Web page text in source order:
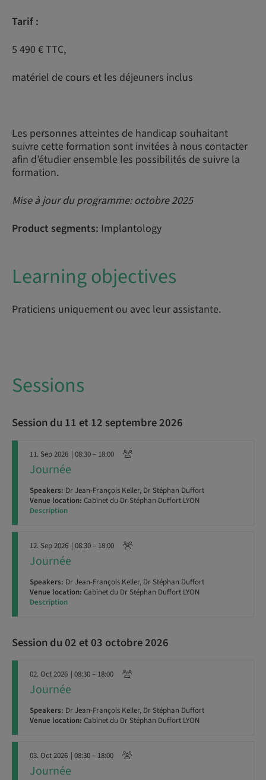
Tarif :
5 490 € TTC,
matériel de cours et les déjeuners inclus
Les personnes atteintes de handicap souhaitant
suivre cette formation sont invitées à nous contacter
afin d’étudier ensemble les possibilités de suivre la
formation.
Mise à jour du programme: octobre 2025
Product segments: Implantology
Learning objectives
Praticiens uniquement ou avec leur assistante.
Sessions
Session du 11 et 12 septembre 2026
11. Sep 2026 | 08:30 – 18:00
Journée
Speakers: Dr Jean-François Keller, Dr Stéphan Duffort
Venue location: Cabinet du Dr Stéphan Duffort LYON
Description
12. Sep 2026 | 08:30 – 18:00
Journée
Speakers: Dr Jean-François Keller, Dr Stéphan Duffort
Venue location: Cabinet du Dr Stéphan Duffort LYON
Description
Session du 02 et 03 octobre 2026
02. Oct 2026 | 08:30 – 18:00
Journée
Speakers: Dr Jean-François Keller, Dr Stéphan Duffort
Venue location: Cabinet du Dr Stéphan Duffort LYON
03. Oct 2026 | 08:30 – 18:00
Journée